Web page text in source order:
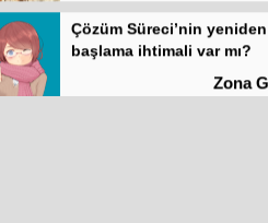
Çözüm Süreci’nin yeniden
başlama ihtimali var mı?